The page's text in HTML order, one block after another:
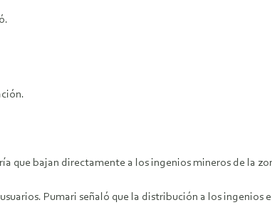
que bajan directamente a los ingenios mineros de la
Pumari señaló que la distribución a los ingenios